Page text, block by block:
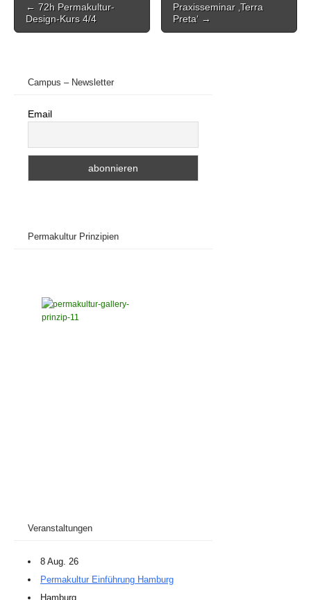
navigation
← 72h Permakultur-
Design-Kurs 4/4
Praxisseminar ‚Terra
Preta‘ →
Campus – Newsletter
Email
Permakultur Prinzipien
Veranstaltungen
8 Aug. 26
Permakultur Einführung Hamburg
Hamburg